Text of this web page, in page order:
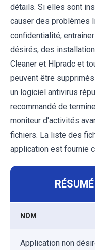
détails. Si elles sont
causer des problèmes
confidentialité,
désirés, des
Cleaner et Hlpradc et
peuvent être
un logiciel antivirus
recommandé de
moniteur d'activités
fichiers. La liste des
application est fournie
NOM
Application non